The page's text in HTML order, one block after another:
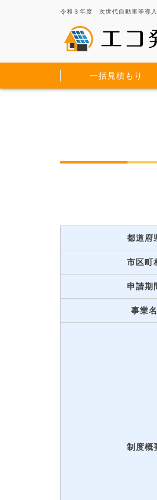
令和３年度 次世代自動車等導入
一括見積もり
都道府
市区町
申請期
事業名
制度概